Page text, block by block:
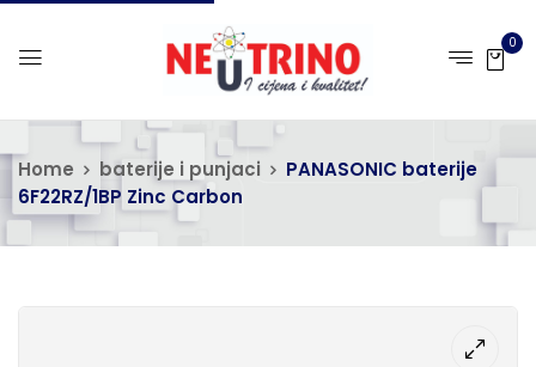
0
Home baterije i punjaci
PANASONIC baterije
6F22RZ/1BP Zinc Carbon